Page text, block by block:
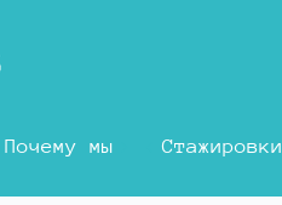
Почему мы Стажировки